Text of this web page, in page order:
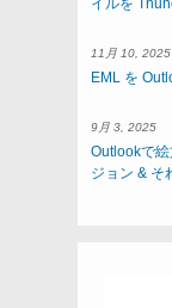
イルを
11月 10, 2025
EML を
9月 3, 2025
Outlookで
ジョン & そ